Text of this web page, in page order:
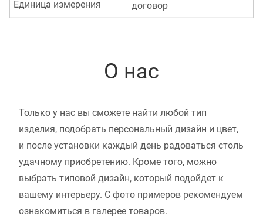
договор
Единица измерения
О нас
Только у нас вы сможете найти любой тип
изделия, подобрать персональный дизайн и цвет,
и после установки каждый день радоваться столь
удачному приобретению. Кроме того, можно
выбрать типовой дизайн, который подойдет к
вашему интерьеру. С фото примеров рекомендуем
ознакомиться в галерее товаров.